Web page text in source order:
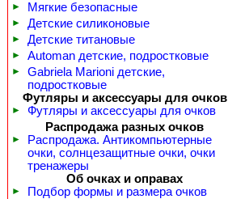
► Мягкие безопасные
► Детские силиконовые
► Детские титановые
► Automan детские, подростковые
►
Gabriela Marioni детские,
подростковые
Футляры и аксессуары для очков
►
Футляры и аксессуары для очков
Распродажа разных очков
►
Распродажа. Антикомпьютерные
очки, солнцезащитные очки, очки
тренажеры
Об очках и оправах
► Подбор формы и размера очков